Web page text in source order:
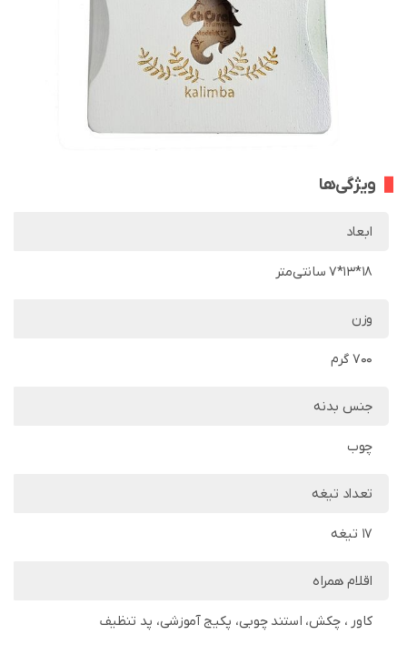
ویژگی‌ها
ابعاد
18*13*7 سانتی‌متر
وزن
700 گرم
جنس بدنه
چوب
تعداد تیغه
17 تیغه
اقلام همراه
کاور ، چکش، استند چوبی، پکیج آموزشی، پد تنظیف